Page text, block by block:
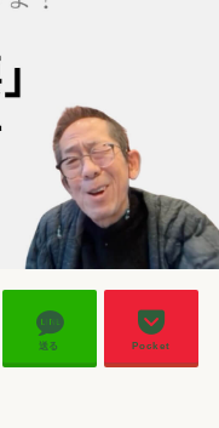
送る Pocket